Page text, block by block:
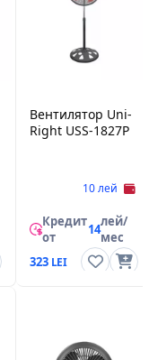
Вентилятор Uni-
Right USS-1827P
10 лей
Кредит
от
14лей/
мес
323